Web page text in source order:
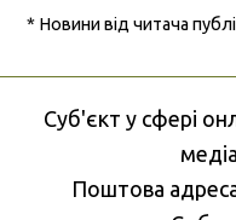
* Новини від читача
Cуб'єкт у сфері
Поштова